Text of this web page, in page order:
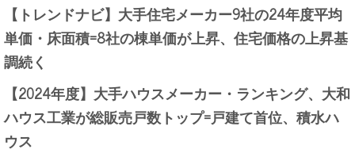
【トレンドナビ】大手住宅メーカー9社の24年度平均
単価・床面積=8社の棟単価が上昇、住宅価格の上昇基
調続く
【2024年度】大手ハウスメーカー・ランキング、大和
ハウス工業が総販売戸数トップ=戸建て首位、積水ハ
ウス